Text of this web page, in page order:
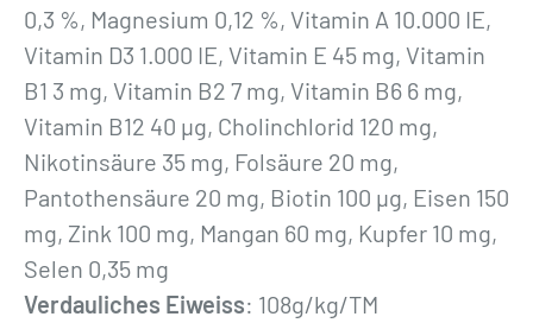
0,3 %, Magnesium 0,12 %, Vitamin A 10.000 IE,
Vitamin D3 1.000 IE, Vitamin E 45 mg, Vitamin
B1 3 mg, Vitamin B2 7 mg, Vitamin B6 6 mg,
Vitamin B12 40 µg, Cholinchlorid 120 mg,
Nikotinsäure 35 mg, Folsäure 20 mg,
Pantothensäure 20 mg, Biotin 100 µg, Eisen 150
mg, Zink 100 mg, Mangan 60 mg, Kupfer 10 mg,
Selen 0,35 mg
Verdauliches Eiweiss: 108g/kg/TM